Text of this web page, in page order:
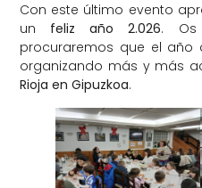
Con este último evento
un feliz año 2.026. Os
procuraremos que el año
organizando más y más
Rioja en Gipuzkoa.